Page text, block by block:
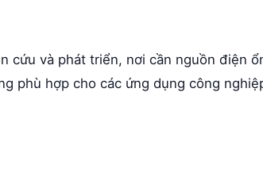
cứu và phát triển, nơi cần nguồn điện
phù hợp cho các ứng dụng công